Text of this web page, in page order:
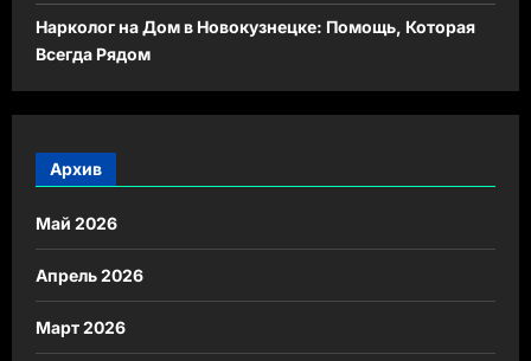
Нарколог на Дом в Новокузнецке: Помощь, Которая
Всегда Рядом
Архив
Май 2026
Апрель 2026
Март 2026